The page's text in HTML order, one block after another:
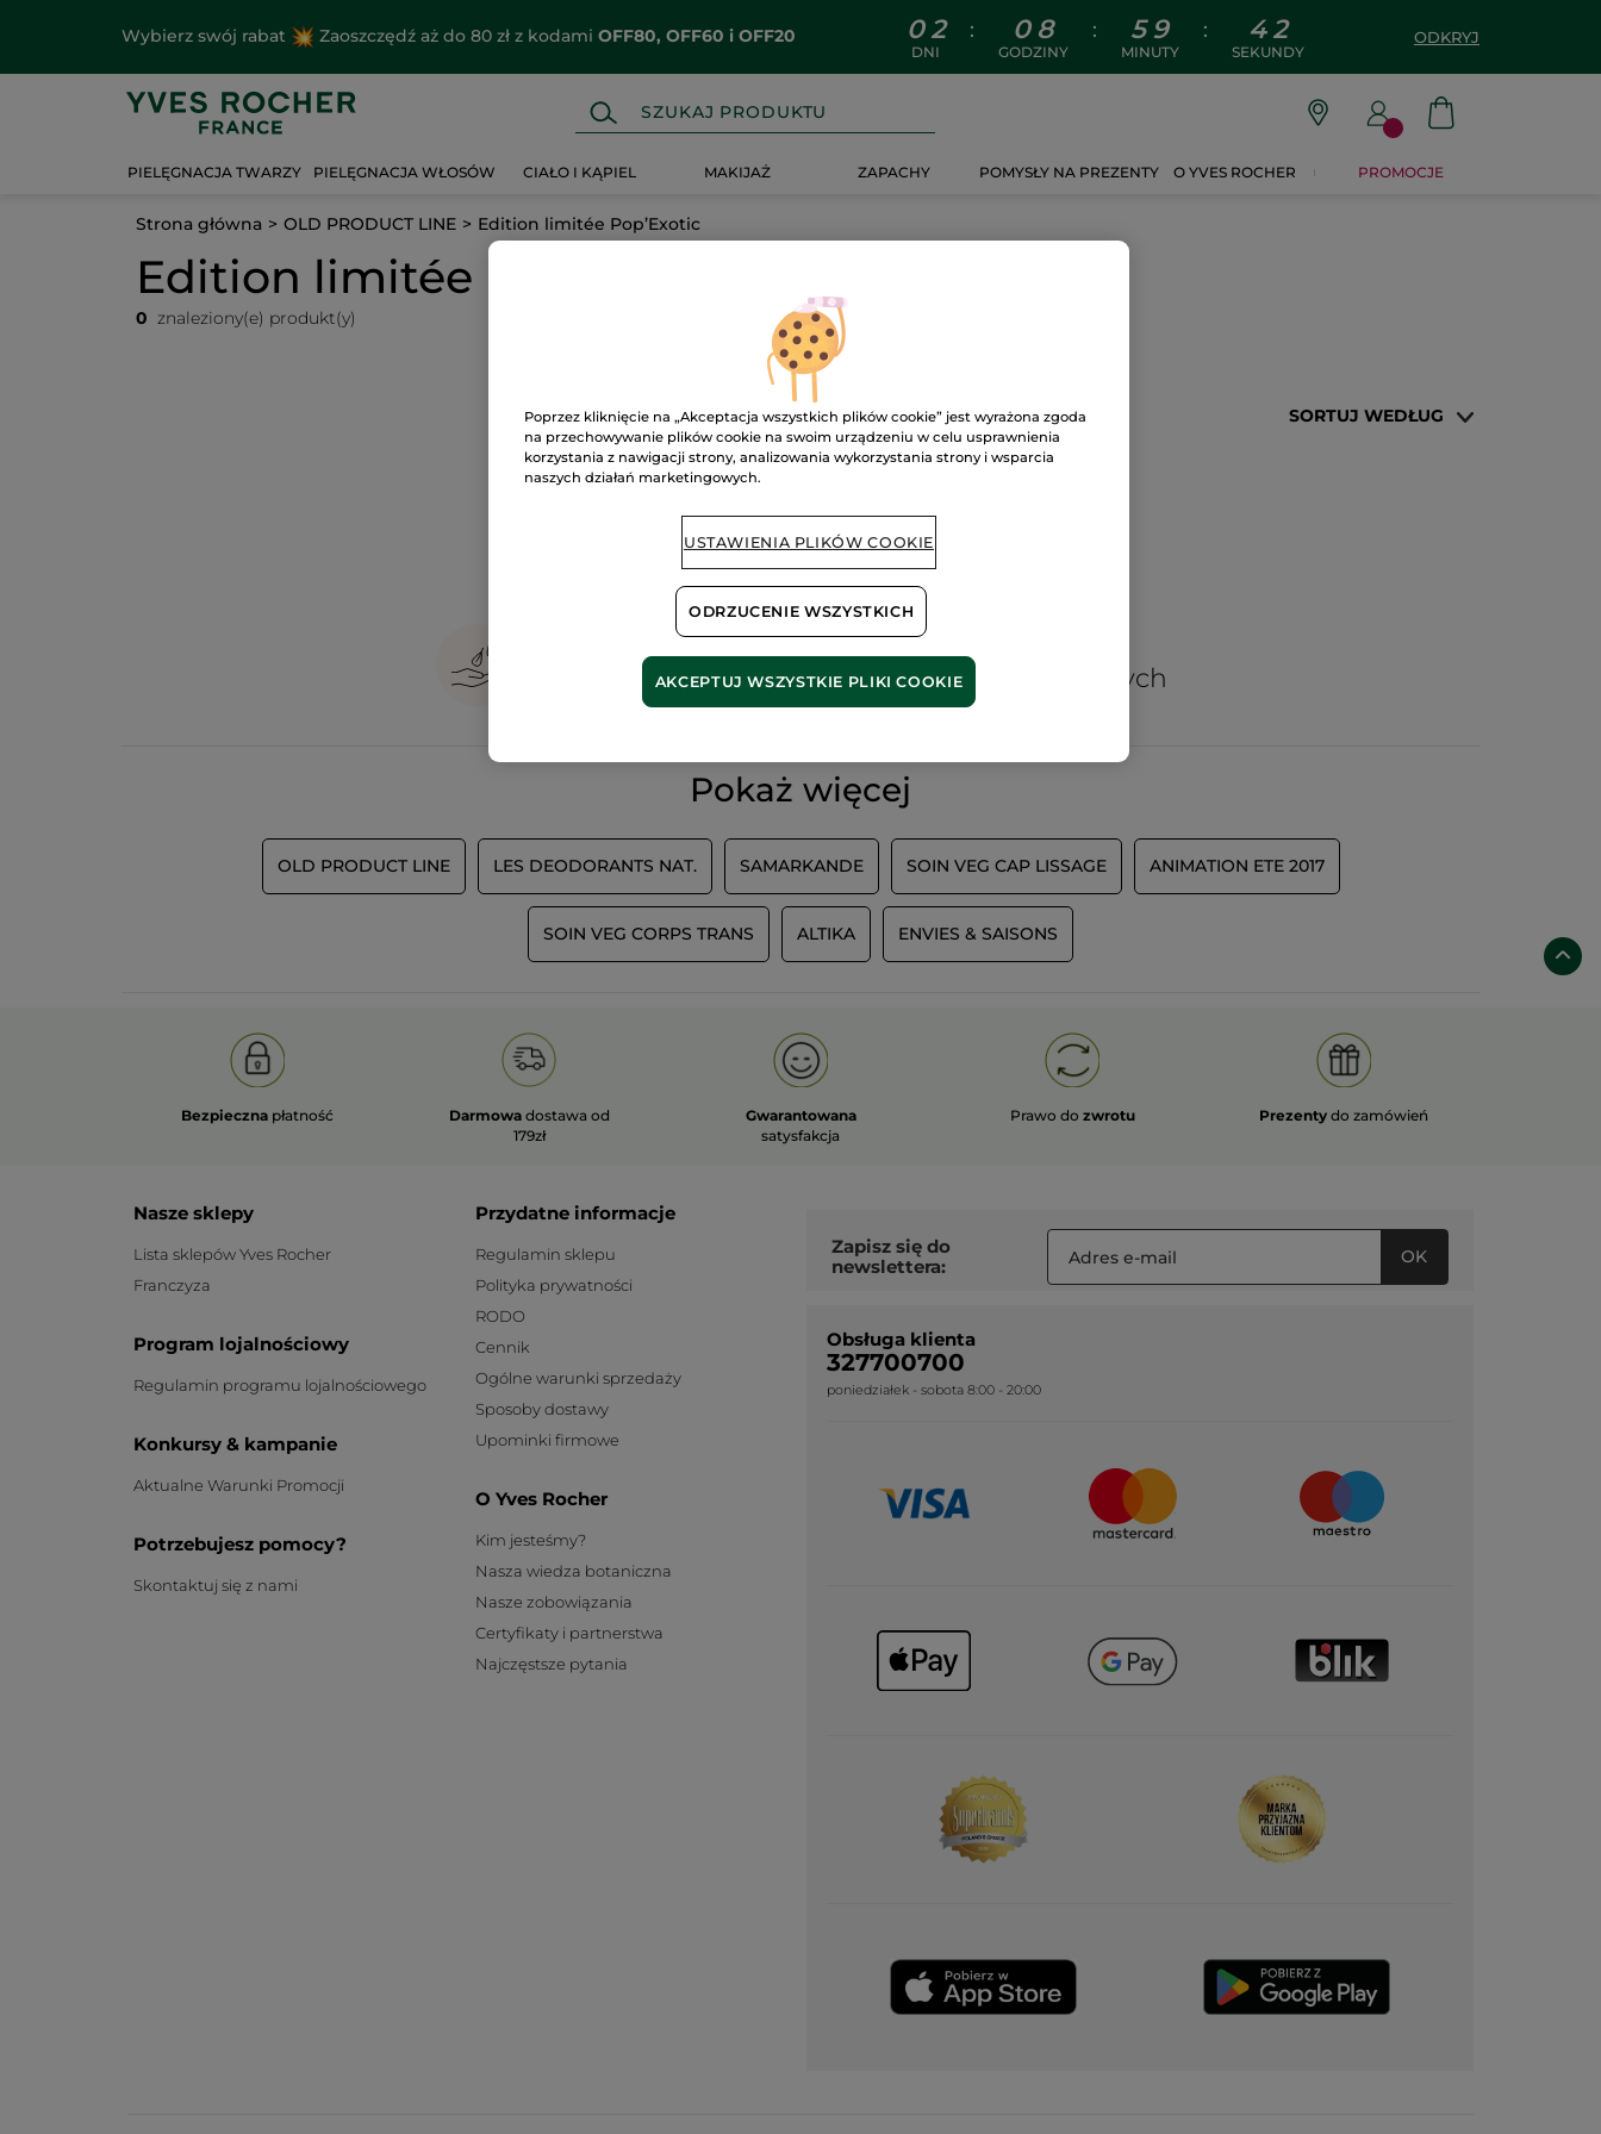
Wybierz swój rabat Zaoszczędź aż do 80 zł z kodami OFF80, OFF60 i OFF20 0 2
DNI
: 0 8
GODZINY
: 5 9
MINUTY
: 4 2
SEKUNDY
ODKRYJ
PIELĘGNACJA TWARZY PIELĘGNACJA WŁOSÓW CIAŁO I KĄPIEL MAKIJAŻ ZAPACHY POMYSŁY NA PREZENTY O YVES ROCHER PROMOCJE
Strona główna OLD PRODUCT LINE Edition limitée Pop’Exotic
Edition limitée Pop’Exotic
0 znaleziony(e) produkt(y)
SORTUJ WEDŁUG
ekstrakty
60 hektarów
pól organicznych
Pokaż więcej
OLD PRODUCT LINE LES DEODORANTS NAT. SAMARKANDE SOIN VEG CAP LISSAGE ANIMATION ETE 2017
SOIN VEG CORPS TRANS ALTIKA ENVIES & SAISONS
Bezpieczna płatność Darmowa dostawa od
179zł
Gwarantowana
satysfakcja
Prawo do zwrotu Prezenty do zamówień
Nasze sklepy
Lista sklepów Yves Rocher
Franczyza
Program lojalnościowy
Regulamin programu lojalnościowego
Konkursy & kampanie
Aktualne Warunki Promocji
Potrzebujesz pomocy?
Skontaktuj się z nami
Przydatne informacje
Regulamin sklepu
Polityka prywatności
RODO
Cennik
Ogólne warunki sprzedaży
Sposoby dostawy
Upominki firmowe
O Yves Rocher
Kim jesteśmy?
Nasza wiedza botaniczna
Nasze zobowiązania
Certyfikaty i partnerstwa
Najczęstsze pytania
Zapisz się do
newslettera:
OK
Obsługa klienta
327700700
poniedziałek - sobota 8:00 - 20:00
Poprzez kliknięcie na „Akceptacja wszystkich plików cookie” jest wyrażona zgoda
na przechowywanie plików cookie na swoim urządzeniu w celu usprawnienia
korzystania z nawigacji strony, analizowania wykorzystania strony i wsparcia
naszych działań marketingowych.
USTAWIENIA PLIKÓW COOKIE
ODRZUCENIE WSZYSTKICH
AKCEPTUJ WSZYSTKIE PLIKI COOKIE